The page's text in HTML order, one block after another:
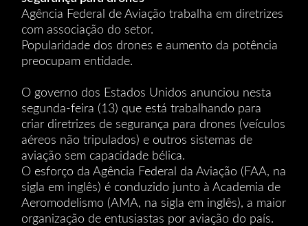
Agência Federal de Aviação trabalha em diretrizes
com associação do setor.
Popularidade dos drones e aumento da potência
preocupam entidade.
O governo dos Estados Unidos anunciou nesta
segunda-feira (13) que está trabalhando para
criar diretrizes de segurança para drones (veículos
aéreos não tripulados) e outros sistemas de
aviação sem capacidade bélica.
O esforço da Agência Federal da Aviação (FAA, na
sigla em inglês) é conduzido junto à Academia de
Aeromodelismo (AMA, na sigla em inglês), a maior
organização de entusiastas por aviação do país.